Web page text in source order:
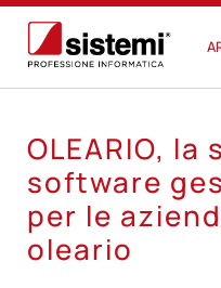
OLEARIO,
software
per le
oleario